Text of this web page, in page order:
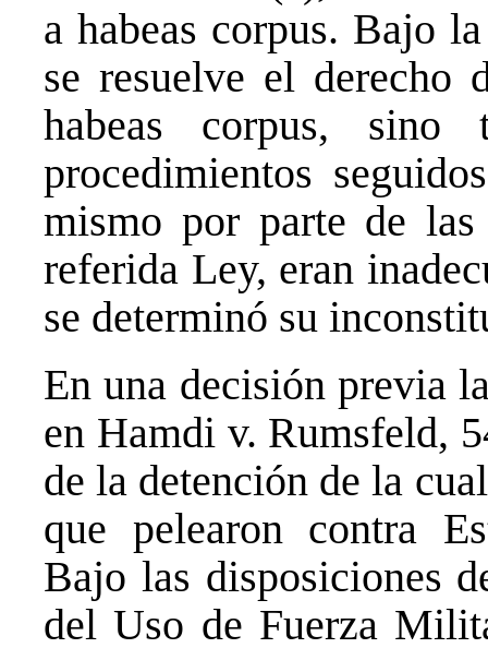
a habeas corpus. Bajo
se resuelve el derecho
habeas corpus, sino
procedimientos
mismo por parte de
referida Ley, eran
se determinó su
En una decisión previa
en Hamdi v. Rumsfeld,
de la detención de la
que pelearon contra
Bajo las disposiciones
del Uso de Fuerza